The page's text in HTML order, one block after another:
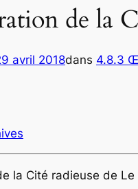
de la
avril 2018dans 4.8.3
la Cité radieuse de